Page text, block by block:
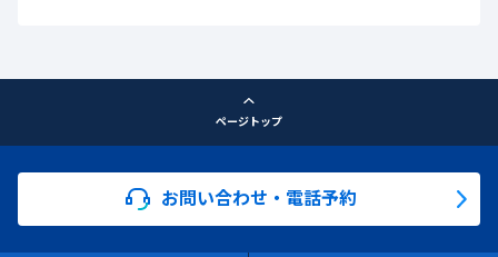
ページトップ
お問い合わせ・電話予約